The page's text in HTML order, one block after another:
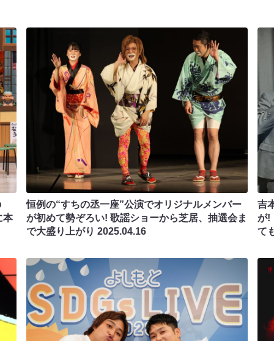
本
恒例の“すちの丞一座”公演でオリジナルメンバー
が初めて勢ぞろい! 歌謡ショーから芝居、抽選会ま
で大盛り上がり2025.04.16
吉
が!
て